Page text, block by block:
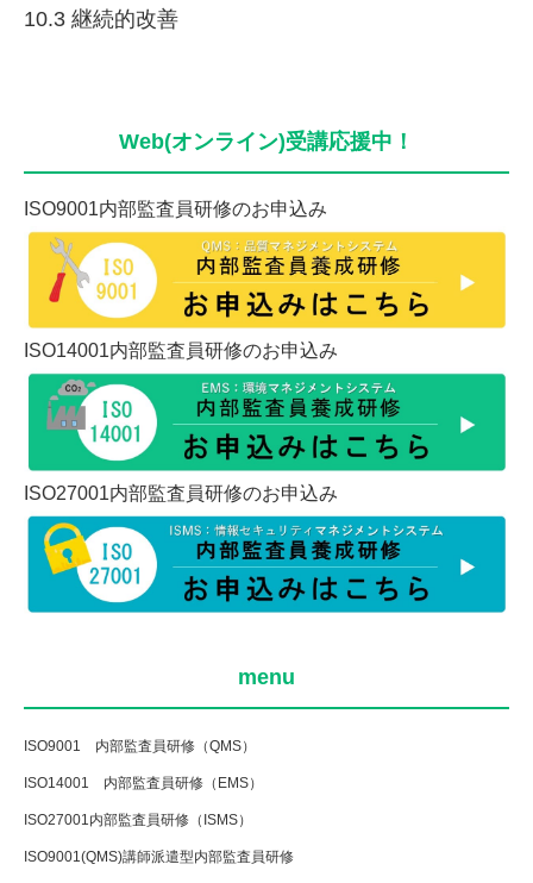
10.3 継続的改善
Web(オンライン)受講応援中！
ISO9001内部監査員研修のお申込み
ISO14001内部監査員研修のお申込み
ISO27001内部監査員研修のお申込み
menu
ISO9001 内部監査員研修（QMS）
ISO14001 内部監査員研修（EMS）
ISO27001内部監査員研修（ISMS）
ISO9001(QMS)講師派遣型内部監査員研修